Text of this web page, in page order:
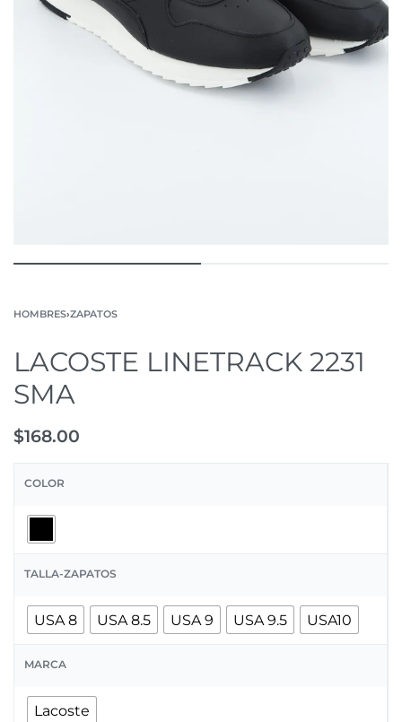
HOMBRES›ZAPATOS
LACOSTE LINETRACK 2231
SMA
$168.00
COLOR
TALLA-ZAPATOS
USA 8 USA 8.5 USA 9 USA 9.5 USA10
MARCA
Lacoste